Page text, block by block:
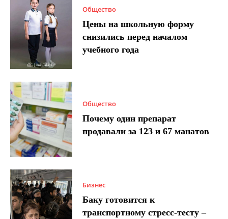
Общество
Цены на школьную форму
снизились перед началом
учебного года
Общество
Почему один препарат
продавали за 123 и 67 манатов
Бизнес
Баку готовится к
транспортному стресс-тесту –